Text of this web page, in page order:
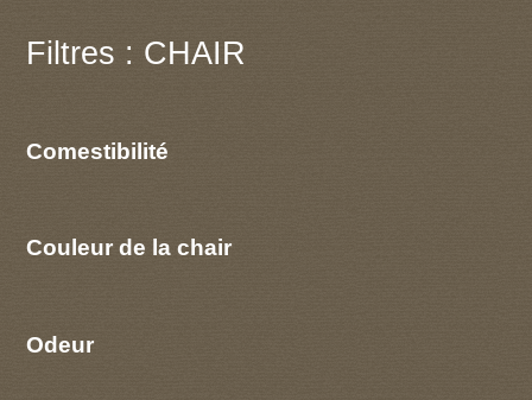
Filtres : CHAIR
Comestibilité
Couleur de la chair
Odeur